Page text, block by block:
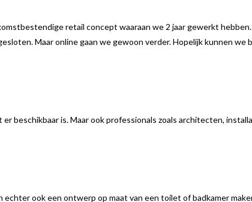
retail concept waaraan we 2 jaar gewerkt
Maar online gaan we gewoon verder. Hopelijk kunnen we
beschikbaar is. Maar ook professionals zoals architecten,
ook een ontwerp op maat van een toilet of badkamer